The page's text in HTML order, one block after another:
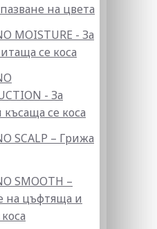
на цвета
MOISTURE - За
се коса
- За
се коса
SCALP – Грижа
SMOOTH –
на цъфтяща и